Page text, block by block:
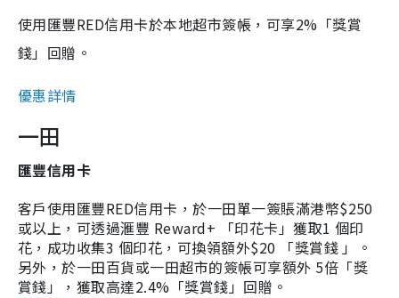
使用匯豐RED信用卡於本地超市簽帳，可享2%「獎賞
錢」回贈。
優惠詳情
一田
匯豐信用卡
客戶使用匯豐RED信用卡，於一田單一簽賬滿港幣$250
或以上，可透過滙豐 Reward+ 「印花卡」獲取1 個印
花，成功收集3 個印花，可換領額外$20 「獎賞錢 」。
另外，於一田百貨或一田超市的簽帳可享額外 5倍「獎
賞錢」， 獲取高達2.4%「獎賞錢」回贈。